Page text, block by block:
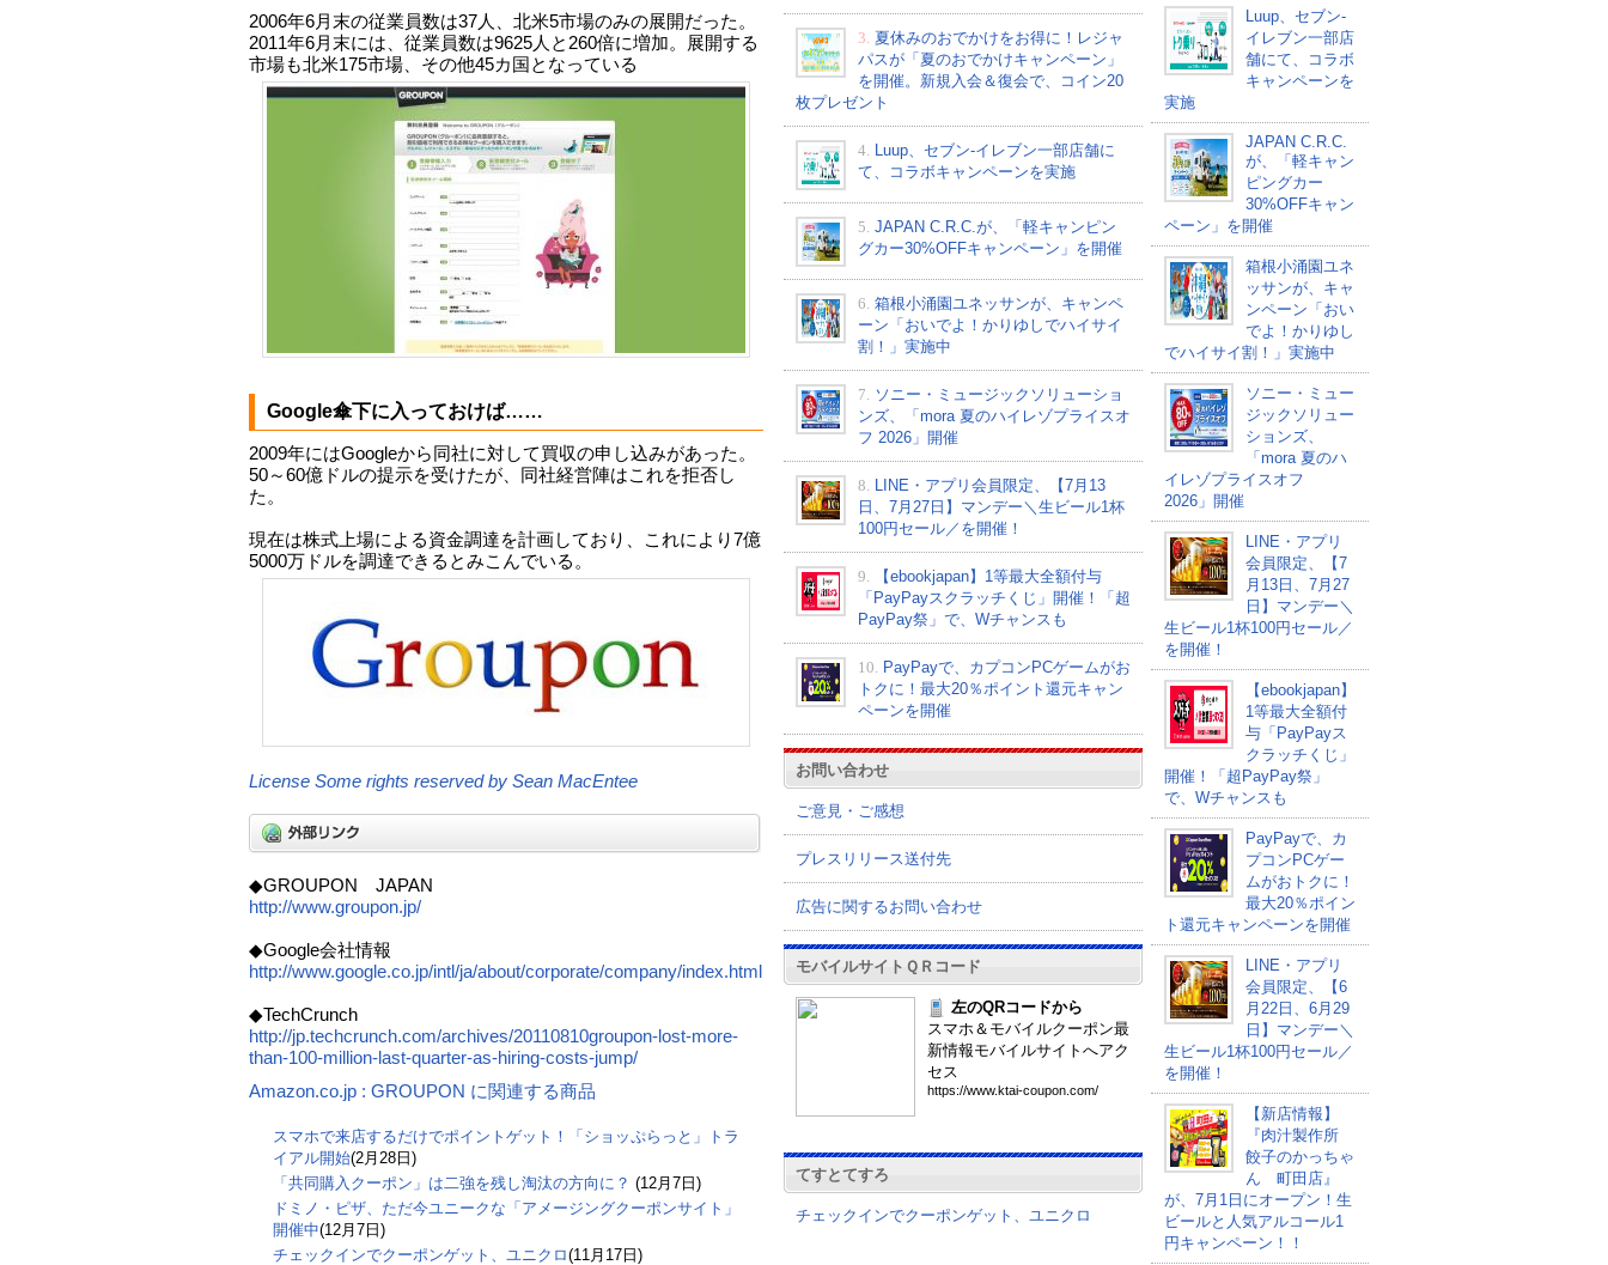
2006年6月末の従業員数は37人、北米5市場のみの展開だった。
2011年6月末には、従業員数は9625人と260倍に増加。展開する
市場も北米175市場、その他45カ国となっている
Google傘下に入っておけば……
2009年にはGoogleから同社に対して買収の申し込みがあった。
50～60億ドルの提示を受けたが、同社経営陣はこれを拒否し
た。
現在は株式上場による資金調達を計画しており、これにより7億
5000万ドルを調達できるとみこんでいる。
License Some rights reserved by Sean MacEntee
◆GROUPON JAPAN
http://www.groupon.jp/
◆Google会社情報
http://www.google.co.jp/intl/ja/about/corporate/company/index.html
◆TechCrunch
http://jp.techcrunch.com/archives/20110810groupon-lost-more-
than-100-million-last-quarter-as-hiring-costs-jump/
Amazon.co.jp : GROUPON に関連する商品
スマホで来店するだけでポイントゲット！「ショッぷらっと」トラ
イアル開始(2月28日)
「共同購入クーポン」は二強を残し淘汰の方向に？ (12月7日)
ドミノ・ピザ、ただ今ユニークな「アメージングクーポンサイト」
開催中(12月7日)
チェックインでクーポンゲット、ユニクロ(11月17日)
3. 夏休みのおでかけをお得に！レジャ
パスが「夏のおでかけキャンペーン」
を開催。新規入会＆復会で、コイン20
枚プレゼント
4. Luup、セブン‐イレブン一部店舗に
て、コラボキャンペーンを実施
5. JAPAN C.R.C.が、「軽キャンピン
グカー30%OFFキャンペーン」を開催
6. 箱根小涌園ユネッサンが、キャンペ
ーン「おいでよ！かりゆしでハイサイ
割！」実施中
7.
ソニー・ミュージックソリューショ
ンズ、「mora 夏のハイレゾプライスオ
フ 2026」開催
8. LINE・アプリ会員限定、【7月13
日、7月27日】マンデー＼生ビール1杯
100円セール／を開催！
9.
【ebookjapan】1等最大全額付与
「PayPayスクラッチくじ」開催！「超
PayPay祭」で、Wチャンスも
10. PayPayで、カプコンPCゲームがお
トクに！最大20％ポイント還元キャン
ペーンを開催
お問い合わせ
ご意見・ご感想
プレスリリース送付先
広告に関するお問い合わせ
モバイルサイトＱＲコード
左のQRコードから
スマホ＆モバイルクーポン最
新情報モバイルサイトへアク
セス
https://www.ktai-coupon. com/
てすとてすろ
チェックインでクーポンゲット、ユニクロ
Luup、セブン‐
イレブン一部店
舗にて、コラボ
キャンペーンを
実施
JAPAN C.R.C.
が、「軽キャン
ピングカー
30%OFFキャン
ペーン」を開催
箱根小涌園ユネ
ッサンが、キャ
ンペーン「おい
でよ！かりゆし
でハイサイ割！」実施中
ソニー・ミュー
ジックソリュー
ションズ、
「mora 夏のハ
イレゾプライスオフ
2026」開催
LINE・アプリ
会員限定、【7
月13日、7月27
日】マンデー＼
生ビール1杯100円セール／
を開催！
【ebookjapan】
1等最大全額付
与「PayPayス
クラッチくじ」
開催！「超PayPay祭」
で、Wチャンスも
PayPayで、カ
プコンPCゲー
ムがおトクに！
最大20％ポイン
ト還元キャンペーンを開催
LINE・アプリ
会員限定、【6
月22日、6月29
日】マンデー＼
生ビール1杯100円セール／
を開催！
【新店情報】
『肉汁製作所
餃子のかっちゃ
ん 町田店』
が、7月1日にオープン！生
ビールと人気アルコール1
円キャンペーン！！